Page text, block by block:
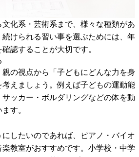
化系・芸術系まで、様々な種類があ
続けられる習い事を選ぶためには、年
認することが大切です。
の視点から「子どもにどんな力を身
えましょう。例えば子どもの運動能
ッカー・ボルダリングなどの体を動
す。
したいのであれば、ピアノ・バイオ
楽教室がおすすめです。小学校・中学